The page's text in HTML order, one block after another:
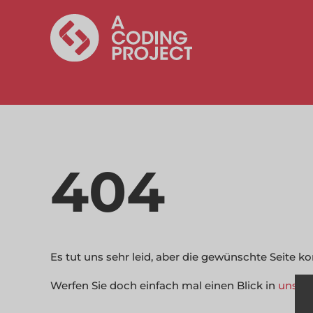
404
Es tut uns sehr leid, aber die gewünschte Seite
Werfen Sie doch einfach mal einen Blick in